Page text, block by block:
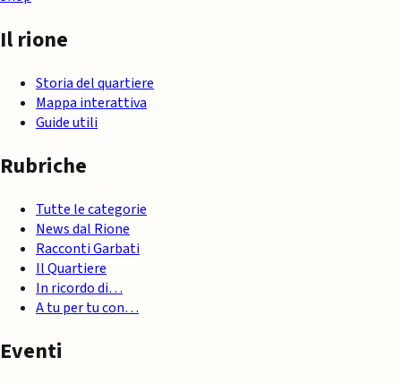
Il rione
Storia del quartiere
Mappa interattiva
Guide utili
Rubriche
Tutte le categorie
News dal Rione
Racconti Garbati
Il Quartiere
In ricordo di…
A tu per tu con…
Eventi